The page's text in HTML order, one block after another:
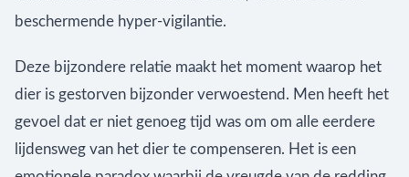
beschermende hyper-vigilantie.
Deze bijzondere relatie maakt het moment waarop het
dier is gestorven bijzonder verwoestend. Men heeft het
gevoel dat er niet genoeg tijd was om om alle eerdere
lijdensweg van het dier te compenseren. Het is een